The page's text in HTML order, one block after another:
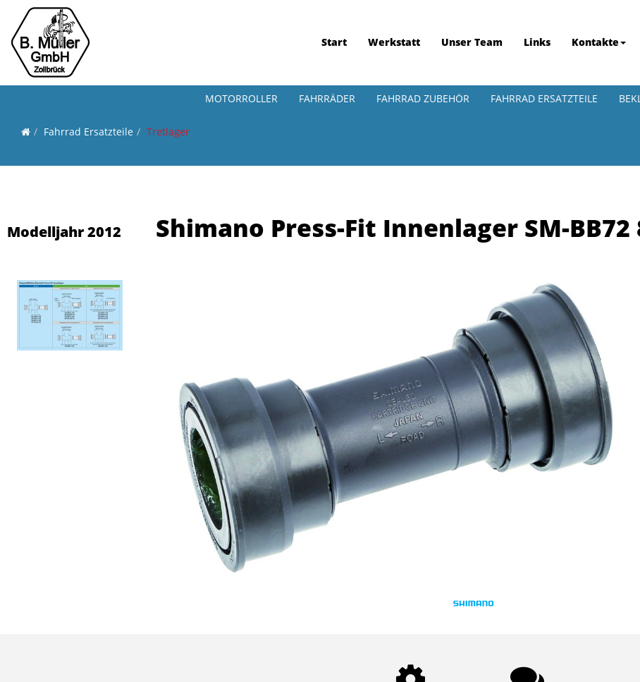
Start Werkstatt Unser Team Links Kontakte
MOTORROLLER FAHRRÄDER FAHRRAD ZUBEHÖR FAHRRAD ERSATZTEILE
Fahrrad Ersatzteile Tretlager
Modelljahr 2012 Shimano Press-Fit Innenlager SM-BB72